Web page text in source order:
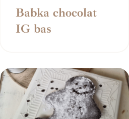
Babka chocolat
IG bas